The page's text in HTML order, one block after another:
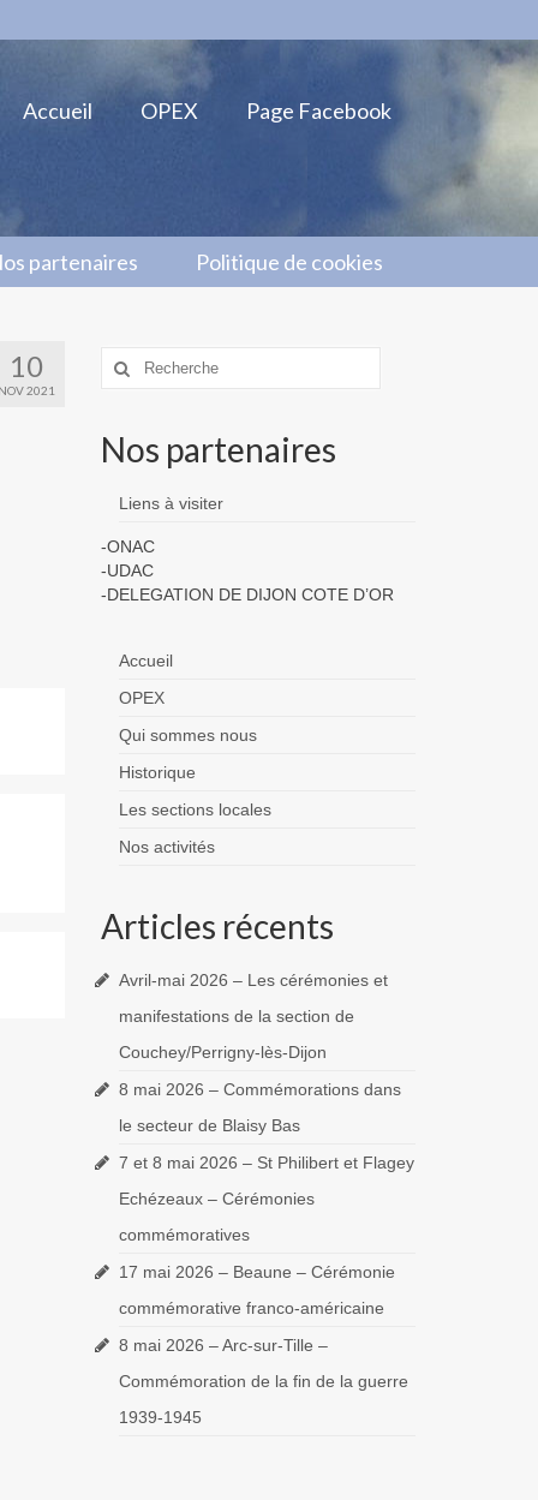
Accueil OPEX Page Facebook
partenaires Politique de cookies
10
NOV 2021
Rechercher
Nos partenaires
Liens à visiter
-ONAC
-UDAC
-DELEGATION DE DIJON COTE D’OR
Accueil
OPEX
Qui sommes nous
Historique
Les sections locales
Nos activités
Articles récents
Avril-mai 2026 – Les cérémonies et
manifestations de la section de
Couchey/Perrigny-lès-Dijon
8 mai 2026 – Commémorations dans
le secteur de Blaisy Bas
7 et 8 mai 2026 – St Philibert et Flagey
Echézeaux – Cérémonies
commémoratives
17 mai 2026 – Beaune – Cérémonie
commémorative franco-américaine
8 mai 2026 – Arc-sur-Tille –
Commémoration de la fin de la guerre
1939-1945